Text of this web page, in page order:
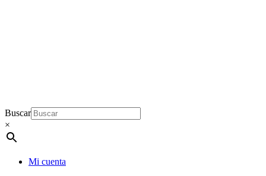
Buscar
×
Mi cuenta